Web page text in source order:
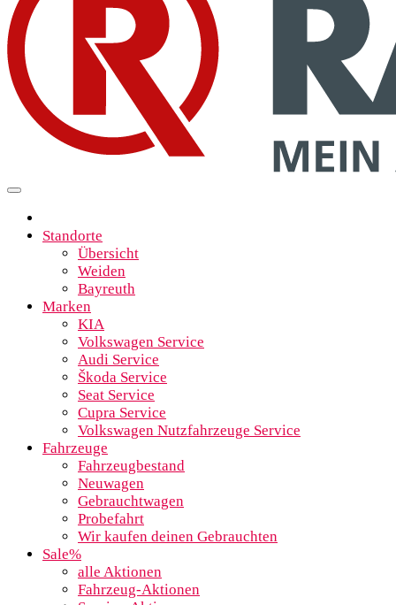
Standorte
Übersicht
Weiden
Bayreuth
Marken
KIA
Volkswagen Service
Audi Service
Škoda Service
Seat Service
Cupra Service
Volkswagen Nutzfahrzeuge Service
Fahrzeuge
Fahrzeugbestand
Neuwagen
Gebrauchtwagen
Probefahrt
Wir kaufen deinen Gebrauchten
Sale%
alle Aktionen
Fahrzeug-Aktionen